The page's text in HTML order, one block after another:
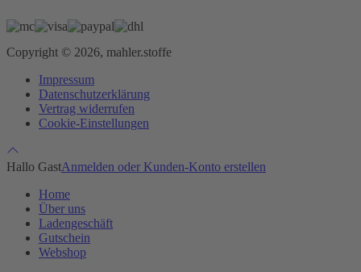
Copyright © 2026, mahler.stoffe
Impressum
Datenschutzerklärung
Vertrag widerrufen
Cookie-Einstellungen
Hallo GastAnmelden oder Kunden-Konto erstellen
Home
Über uns
Ladengeschäft
Gutschein
Webshop